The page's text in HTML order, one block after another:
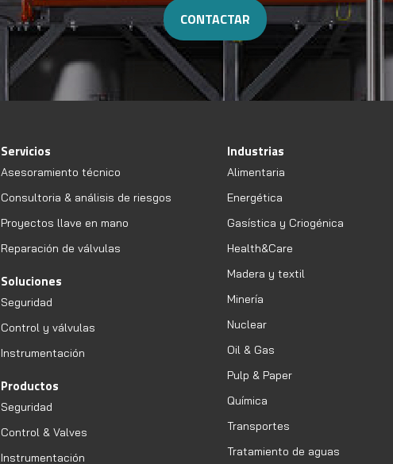
CONTACTAR
Servicios
Asesoramiento técnico
Consultoria & análisis de riesgos
Proyectos llave en mano
Reparación de válvulas
Soluciones
Seguridad
Control y válvulas
Instrumentación
Productos
Seguridad
Control & Valves
Instrumentación
Industrias
Alimentaria
Energética
Gasística y Criogénica
Health&Care
Madera y textil
Minería
Nuclear
Oil & Gas
Pulp & Paper
Química
Transportes
Tratamiento de aguas